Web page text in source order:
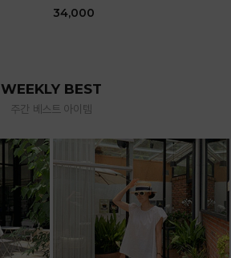
*블랙·주문폭주로 인한 입고지연·순차발송 진행중
34,000
WEEKLY BEST
주간 베스트 아이템